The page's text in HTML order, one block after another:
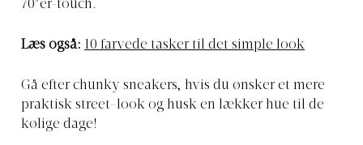
70’er-touch.
Læs også: 10 farvede tasker til det simple look
Gå efter chunky sneakers, hvis du ønsker et mere
praktisk street-look og husk en lækker hue til de
kølige dage!